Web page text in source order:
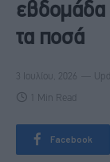
εβδομάδα
τα ποσά
3 Ιουλίου, 2026
1 Min Read
Facebook